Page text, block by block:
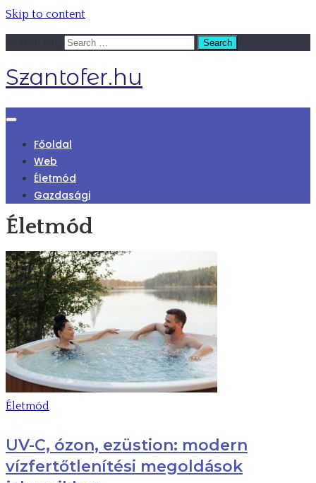
Skip to content
Szantofer.hu
Főoldal
Web
Életmód
Gazdasági
Életmód
Életmód
UV-C, ózon, ezüstion: modern
vízfertőtlenítési megoldások